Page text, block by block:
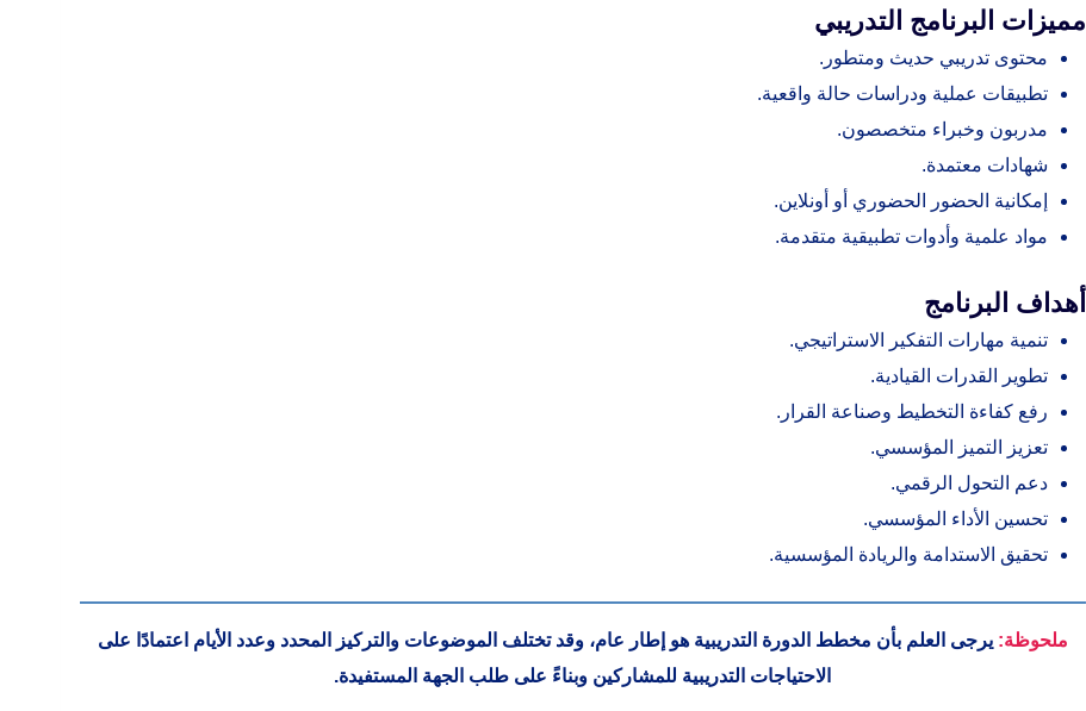
مميزات البرنامج التدريبي
محتوى تدريبي حديث ومتطور.
تطبيقات عملية ودراسات حالة واقعية.
مدربون وخبراء متخصصون.
شهادات معتمدة.
إمكانية الحضور الحضوري أو أونلاين.
مواد علمية وأدوات تطبيقية متقدمة.
أهداف البرنامج
تنمية مهارات التفكير الاستراتيجي.
تطوير القدرات القيادية.
رفع كفاءة التخطيط وصناعة القرار.
تعزيز التميز المؤسسي.
دعم التحول الرقمي.
تحسين الأداء المؤسسي.
تحقيق الاستدامة والريادة المؤسسية.
ملحوظة: يرجى العلم بأن مخطط الدورة التدريبية هو إطار عام، وقد تختلف الموضوعات والتركيز المحدد وعدد الأيام اعتمادًا على
الاحتياجات التدريبية للمشاركين وبناءً على طلب الجهة المستفيدة.